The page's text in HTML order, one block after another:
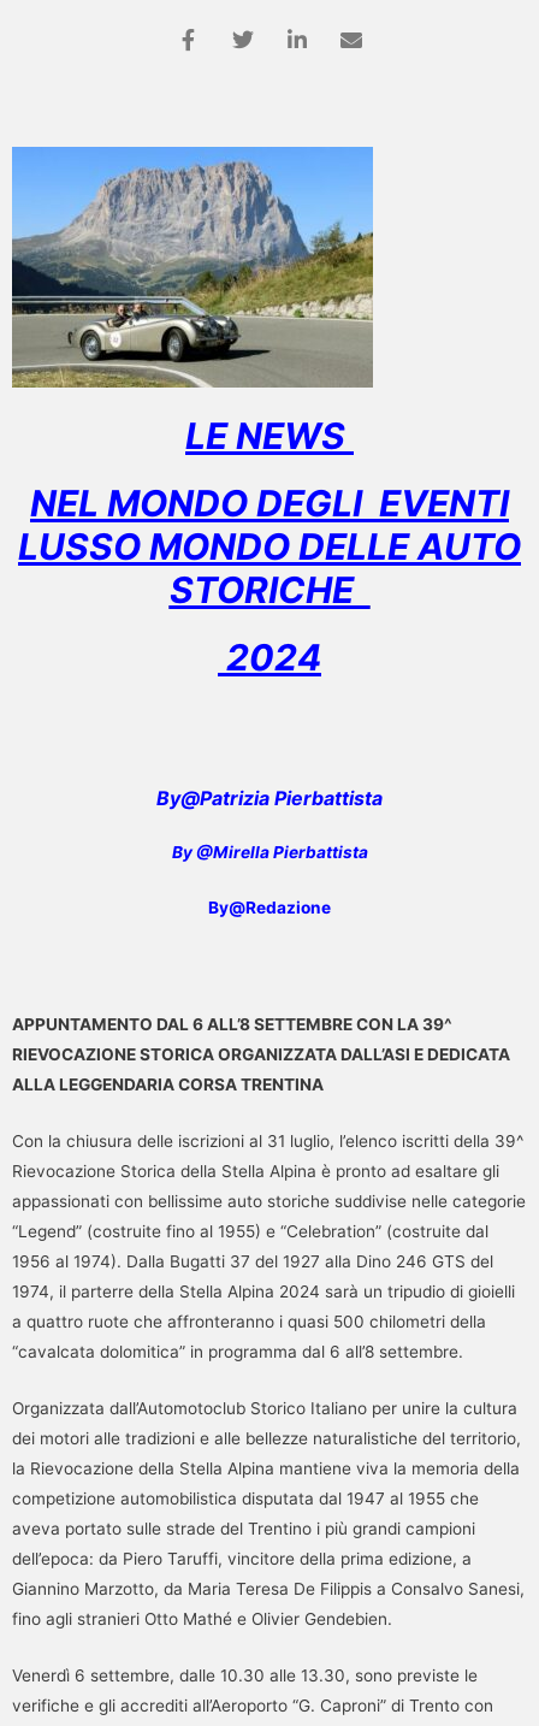
LE NEWS
NEL MONDO DEGLI EVENTI
LUSSO MONDO DELLE AUTO
STORICHE
2024
By@Patrizia Pierbattista
By @Mirella Pierbattista
By@Redazione
APPUNTAMENTO DAL 6 ALL’8 SETTEMBRE CON LA 39^
RIEVOCAZIONE STORICA ORGANIZZATA DALL’ASI E DEDICATA
ALLA LEGGENDARIA CORSA TRENTINA
Con la chiusura delle iscrizioni al 31 luglio, l’elenco iscritti della 39^
Rievocazione Storica della Stella Alpina è pronto ad esaltare gli
appassionati con bellissime auto storiche suddivise nelle categorie
“Legend” (costruite fino al 1955) e “Celebration” (costruite dal
1956 al 1974). Dalla Bugatti 37 del 1927 alla Dino 246 GTS del
1974, il parterre della Stella Alpina 2024 sarà un tripudio di gioielli
a quattro ruote che affronteranno i quasi 500 chilometri della
“cavalcata dolomitica” in programma dal 6 all’8 settembre.
Organizzata dall’Automotoclub Storico Italiano per unire la cultura
dei motori alle tradizioni e alle bellezze naturalistiche del territorio,
la Rievocazione della Stella Alpina mantiene viva la memoria della
competizione automobilistica disputata dal 1947 al 1955 che
aveva portato sulle strade del Trentino i più grandi campioni
dell’epoca: da Piero Taruffi, vincitore della prima edizione, a
Giannino Marzotto, da Maria Teresa De Filippis a Consalvo Sanesi,
fino agli stranieri Otto Mathé e Olivier Gendebien.
Venerdì 6 settembre, dalle 10.30 alle 13.30, sono previste le
verifiche e gli accrediti all’Aeroporto “G. Caproni” di Trento con